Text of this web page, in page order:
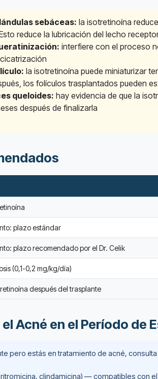
sebáceas: la isotretinoína
reduce la lubricación del lecho
interfiere con el proceso
la isotretinoína puede miniaturizar
los folículos trasplantados pueden
queloides: hay evidencia de que la
después de finalizarla
plazo estándar
plazo recomendado por el Dr. Celik
(0,1-0,2 mg/kg/día)
después del trasplante
Acné en el Período de
pero estás en tratamiento de acné,
clindamicina) — compatibles con